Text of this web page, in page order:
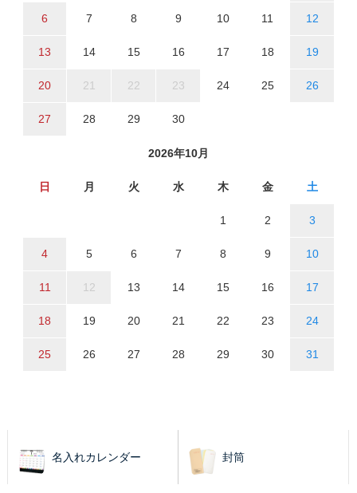
6 7 8 9 10 11 12
13 14 15 16 17 18 19
20 21 22 23 24 25 26
27 28 29 30
2026年10月
日 月 火 水 木 金 土
1 2 3
4 5 6 7 8 9 10
11 12 13 14 15 16 17
18 19 20 21 22 23 24
25 26 27 28 29 30 31
名入れカレンダー 封筒